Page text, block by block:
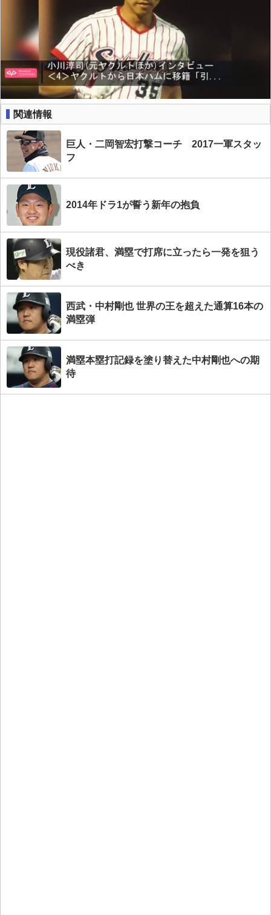
関連情報
巨人・二岡智宏打撃コーチ 2017一軍スタッ
フ
2014年ドラ1が誓う新年の抱負
現役諸君、満塁で打席に立ったら一発を狙う
べき
西武・中村剛也 世界の王を超えた通算16本の
満塁弾
満塁本塁打記録を塗り替えた中村剛也への期
待